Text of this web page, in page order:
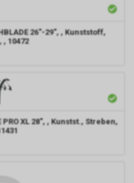
26"-29", , Kunststoff,
10472
XL 28", , Kunstst., Streben,